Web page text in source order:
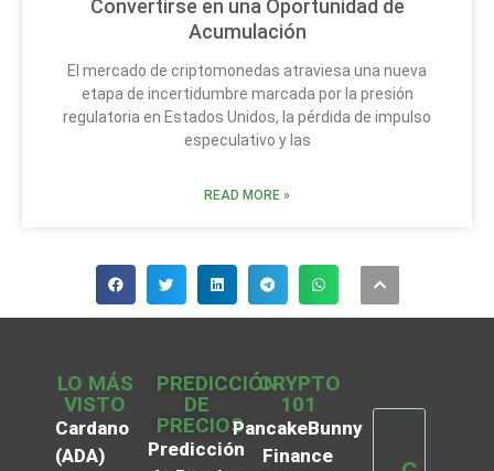
Convertirse en una Oportunidad de
Acumulación
El mercado de criptomonedas atraviesa una nueva
etapa de incertidumbre marcada por la presión
regulatoria en Estados Unidos, la pérdida de impulso
especulativo y las
READ MORE »
LO MÁS
VISTO
Cardano
(ADA)
PREDICCIÓN
DE
PRECIOS
Predicción
CRYPTO
101
PancakeBunny
Finance